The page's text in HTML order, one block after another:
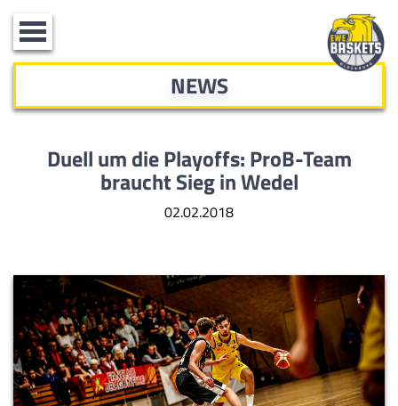
Toggle
navigation
NEWS
Duell um die Playoffs: ProB-Team
braucht Sieg in Wedel
02.02.2018